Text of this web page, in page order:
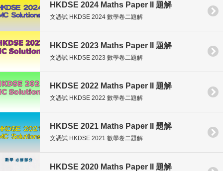
HKDSE 2024 Maths Paper II 題解
文憑試 HKDSE 2024 數學卷二題解
HKDSE 2023 Maths Paper II 題解
文憑試 HKDSE 2023 數學卷二題解
HKDSE 2022 Maths Paper II 題解
文憑試 HKDSE 2022 數學卷二題解
HKDSE 2021 Maths Paper II 題解
文憑試 HKDSE 2021 數學卷二題解
HKDSE 2020 Maths Paper II 題解